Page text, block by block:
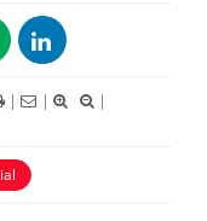
| |
|